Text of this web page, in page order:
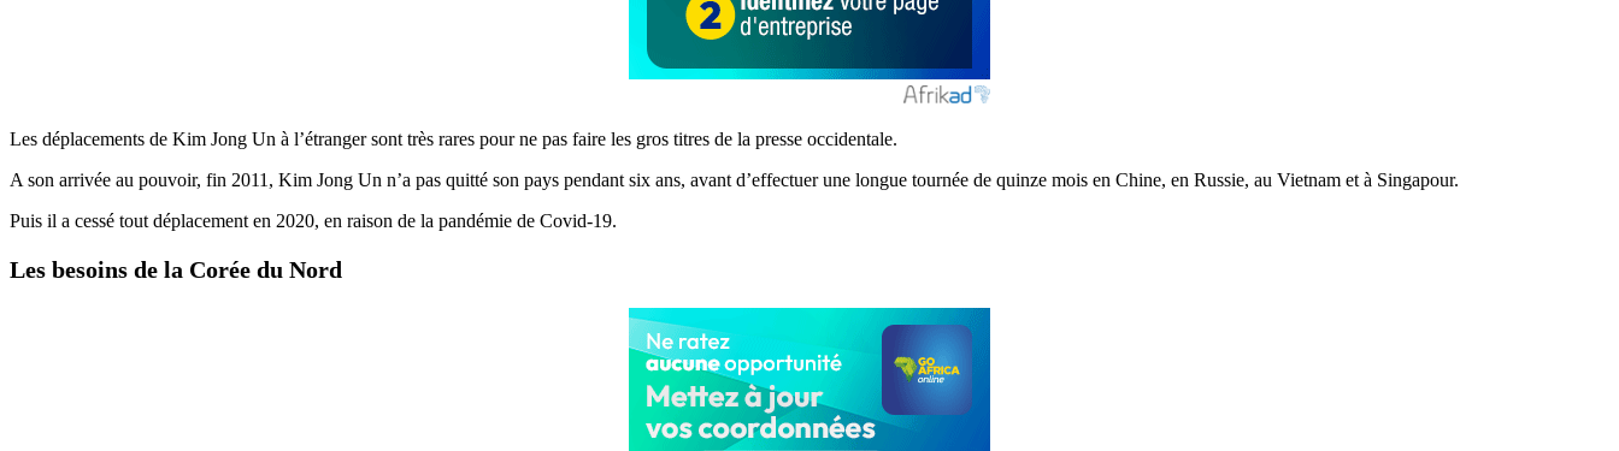
Les déplacements de Kim Jong Un à l’étranger sont très rares pour ne pas faire les gros titres de la presse occidentale.
A son arrivée au pouvoir, fin 2011, Kim Jong Un n’a pas quitté son pays pendant six ans, avant d’effectuer une longue tournée de quinze mois en Chine, en Russie, au Vietnam et à Singapour.
Puis il a cessé tout déplacement en 2020, en raison de la pandémie de Covid-19.
Les besoins de la Corée du Nord